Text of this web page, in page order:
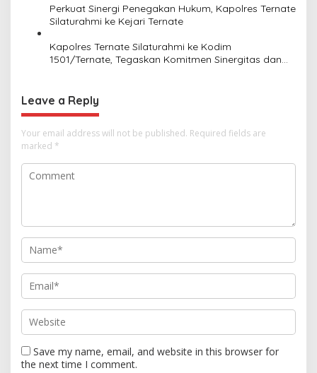
Perkuat Sinergi Penegakan Hukum, Kapolres Ternate
Silaturahmi ke Kejari Ternate
Kapolres Ternate Silaturahmi ke Kodim
1501/Ternate, Tegaskan Komitmen Sinergitas dan
Leave a Reply
Your email address will not be published. Required fields are
marked *
Save my name, email, and website in this browser for
the next time I comment.